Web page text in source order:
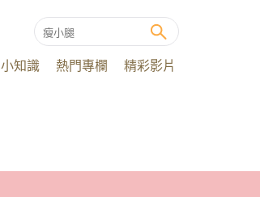
小知識 熱門專欄 精彩影片